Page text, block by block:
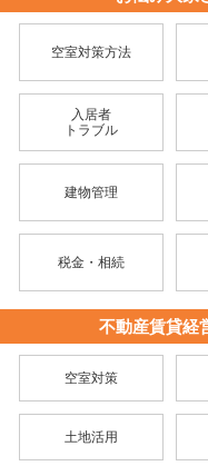
空室対策方法
入居者
トラブル
建物管理
税金・相続
不動産賃貸経
空室対策
土地活用